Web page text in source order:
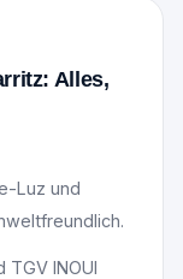
Alles,
Luz und
TGV INOUI